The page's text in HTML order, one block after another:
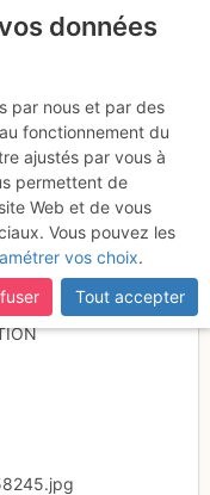
by-nc-nd)
données
par nous et par des
fonctionnement du
ajustés par vous à
permettent de
Web et de vous
Vous pouvez les
vos choix.
Tout accepter